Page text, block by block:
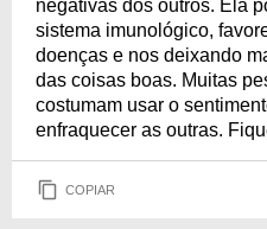
negativas dos outros. Ela
sistema imunológico,
doenças e nos deixando
das coisas boas. Muitas
costumam usar o
enfraquecer as outras.
COPIAR